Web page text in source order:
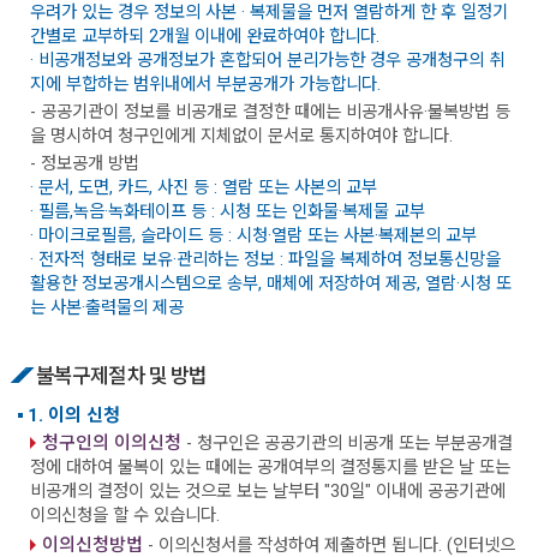
우려가 있는 경우 정보의 사본 · 복제물을 먼저 열람하게 한 후 일정기
간별로 교부하되 2개월 이내에 완료하여야 합니다.
· 비공개정보와 공개정보가 혼합되어 분리가능한 경우 공개청구의 취
지에 부합하는 범위내에서 부분공개가 가능합니다.
- 공공기관이 정보를 비공개로 결정한 때에는 비공개사유·불복방법 등
을 명시하여 청구인에게 지체없이 문서로 통지하여야 합니다.
- 정보공개 방법
· 문서, 도면, 카드, 사진 등 : 열람 또는 사본의 교부
· 필름,녹음·녹화테이프 등 : 시청 또는 인화물·복제물 교부
· 마이크로필름, 슬라이드 등 : 시청·열람 또는 사본·복제본의 교부
· 전자적 형태로 보유·관리하는 정보 : 파일을 복제하여 정보통신망을
활용한 정보공개시스템으로 송부, 매체에 저장하여 제공, 열람·시청 또
는 사본·출력물의 제공
불복구제절차 및 방법
1. 이의 신청
청구인의 이의신청 - 청구인은 공공기관의 비공개 또는 부분공개결
정에 대하여 불복이 있는 때에는 공개여부의 결정통지를 받은 날 또는
비공개의 결정이 있는 것으로 보는 날부터 "30일" 이내에 공공기관에
이의신청을 할 수 있습니다.
이의신청방법 - 이의신청서를 작성하여 제출하면 됩니다. (인터넷으